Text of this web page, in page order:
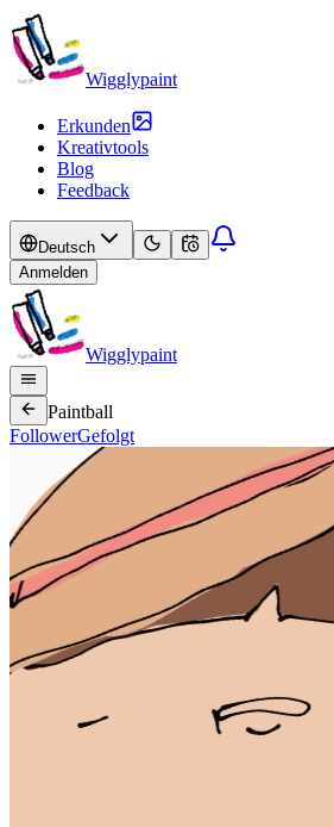
Wigglypaint
Erkunden
Kreativtools
Blog
Feedback
Deutsch
Anmelden
Wigglypaint
Paintball
FollowerGefolgt